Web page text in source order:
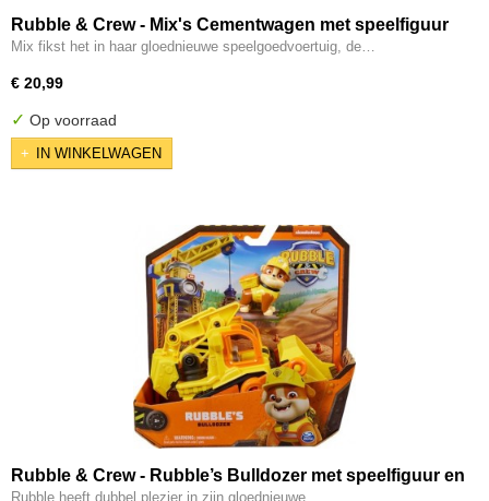
Rubble & Crew - Mix's Cementwagen met speelfiguur
en beweegbare onderdelen
Mix fikst het in haar gloednieuwe speelgoedvoertuig, de…
€ 20,99
✓ Op voorraad
IN WINKELWAGEN
Rubble & Crew - Rubble’s Bulldozer met speelfiguur en
beweegbare onderdelen
Rubble heeft dubbel plezier in zijn gloednieuwe…